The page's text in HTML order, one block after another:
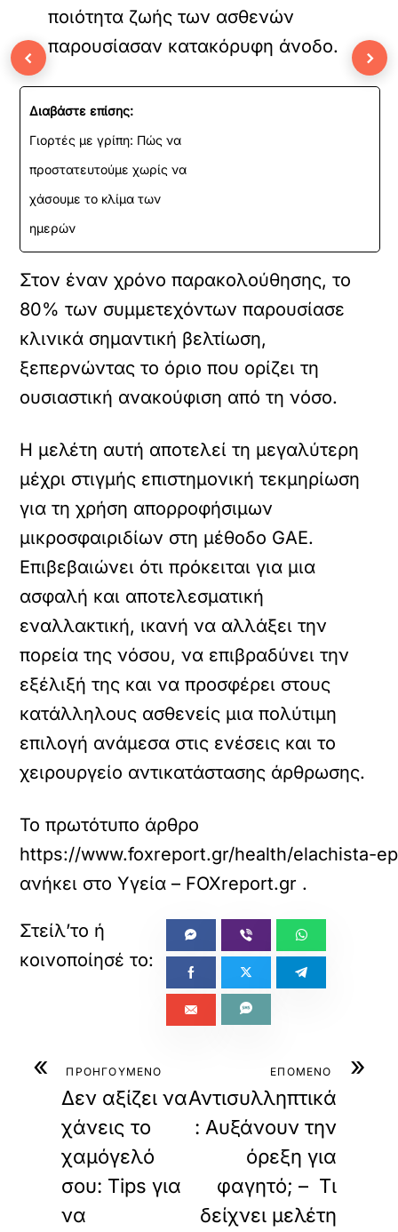
ποιότητα ζωής των ασθενών
παρουσίασαν κατακόρυφη άνοδο.
Διαβάστε επίσης:
Γιορτές με γρίπη: Πώς να
προστατευτούμε χωρίς να
χάσουμε το κλίμα των
ημερών
Στον έναν χρόνο παρακολούθησης, το
80% των συμμετεχόντων παρουσίασε
κλινικά σημαντική βελτίωση,
ξεπερνώντας το όριο που ορίζει τη
ουσιαστική ανακούφιση από τη νόσο.
Η μελέτη αυτή αποτελεί τη μεγαλύτερη
μέχρι στιγμής επιστημονική τεκμηρίωση
για τη χρήση απορροφήσιμων
μικροσφαιριδίων στη μέθοδο GAE.
Επιβεβαιώνει ότι πρόκειται για μια
ασφαλή και αποτελεσματική
εναλλακτική, ικανή να αλλάξει την
πορεία της νόσου, να επιβραδύνει την
εξέλιξή της και να προσφέρει στους
κατάλληλους ασθενείς μια πολύτιμη
επιλογή ανάμεσα στις ενέσεις και το
χειρουργείο αντικατάστασης άρθρωσης.
Το πρωτότυπο άρθρο
https://www.foxreport.gr/health/elachista-
ανήκει στοΥγεία – FOXreport.gr .
« ΠΡΟΗΓΟΥΜΕΝΟ
Δεν αξίζει να
χάνεις το
χαμόγελό
σου: Tips για
να
»
ΕΠΟΜΕΝΟ
Αντισυλληπτικά
: Αυξάνουν την
όρεξη για
φαγητό; – Τι
δείχνει μελέτη
‹ ›